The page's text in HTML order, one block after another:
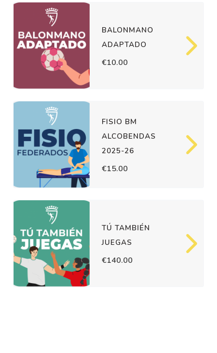
BALONMANO
ADAPTADO
€10.00
FISIO BM
ALCOBENDAS
2025-26
€15.00
TÚ TAMBIÉN
JUEGAS
€140.00